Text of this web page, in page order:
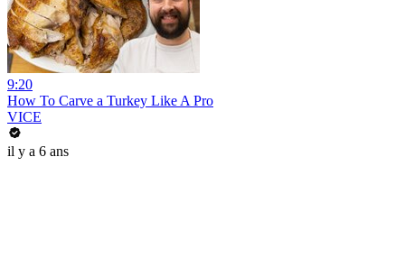
9:20
How To Carve a Turkey Like A Pro
VICE
il y a 6 ans